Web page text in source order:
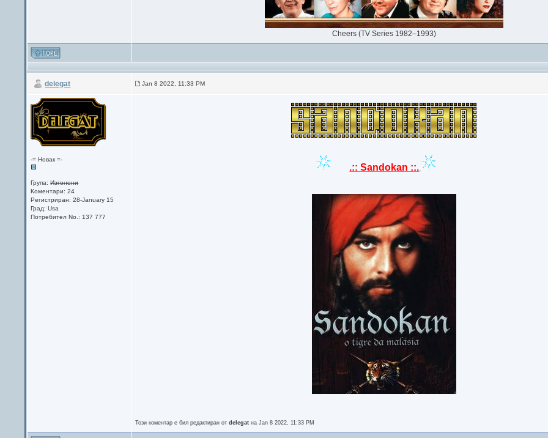
Cheers (TV Series 1982–1993)
delegat Jan 8 2022, 11:33 PM
-= Новак =-
Група:Изгонени
Коментари: 24
Регистриран: 28-January 15
Град: Usa
Потребител No.: 137 777
.:: Sandokan ::.
Този коментар е бил редактиран отdelegat на Jan 8 2022, 11:33 PM